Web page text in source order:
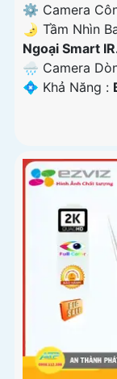
⚙ Camera
🌛 Tầm Nhìn
Ngoại Smart
🌧️ Camera
️💠 Khả Năng :